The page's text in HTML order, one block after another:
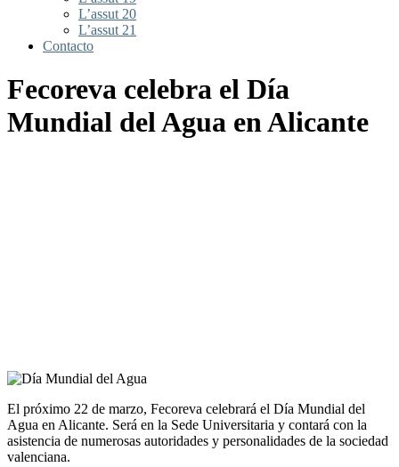
L’assut 20
L’assut 21
Contacto
Fecoreva celebra el Día
Mundial del Agua en Alicante
El próximo 22 de marzo, Fecoreva celebrará el Día Mundial del
Agua en Alicante. Será en la Sede Universitaria y contará con la
asistencia de numerosas autoridades y personalidades de la sociedad
valenciana.